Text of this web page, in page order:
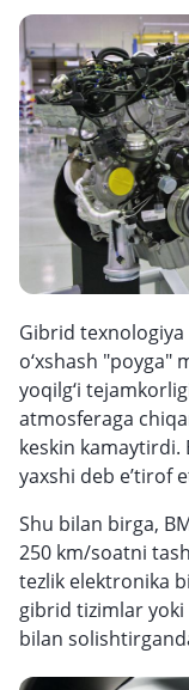
Gibrid
o‘xshash "poyga"
yoqilg‘i
atmosferaga
keskin kamaytirdi.
yaxshi deb e’tirof
Shu bilan birga,
250 km/soatni
tezlik elektronika
gibrid tizimlar
bilan